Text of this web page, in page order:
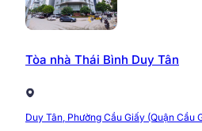
Tòa nhà Thái Bình Duy Tân
Duy Tân, Phường Cầu Giấy (Quận Cầu